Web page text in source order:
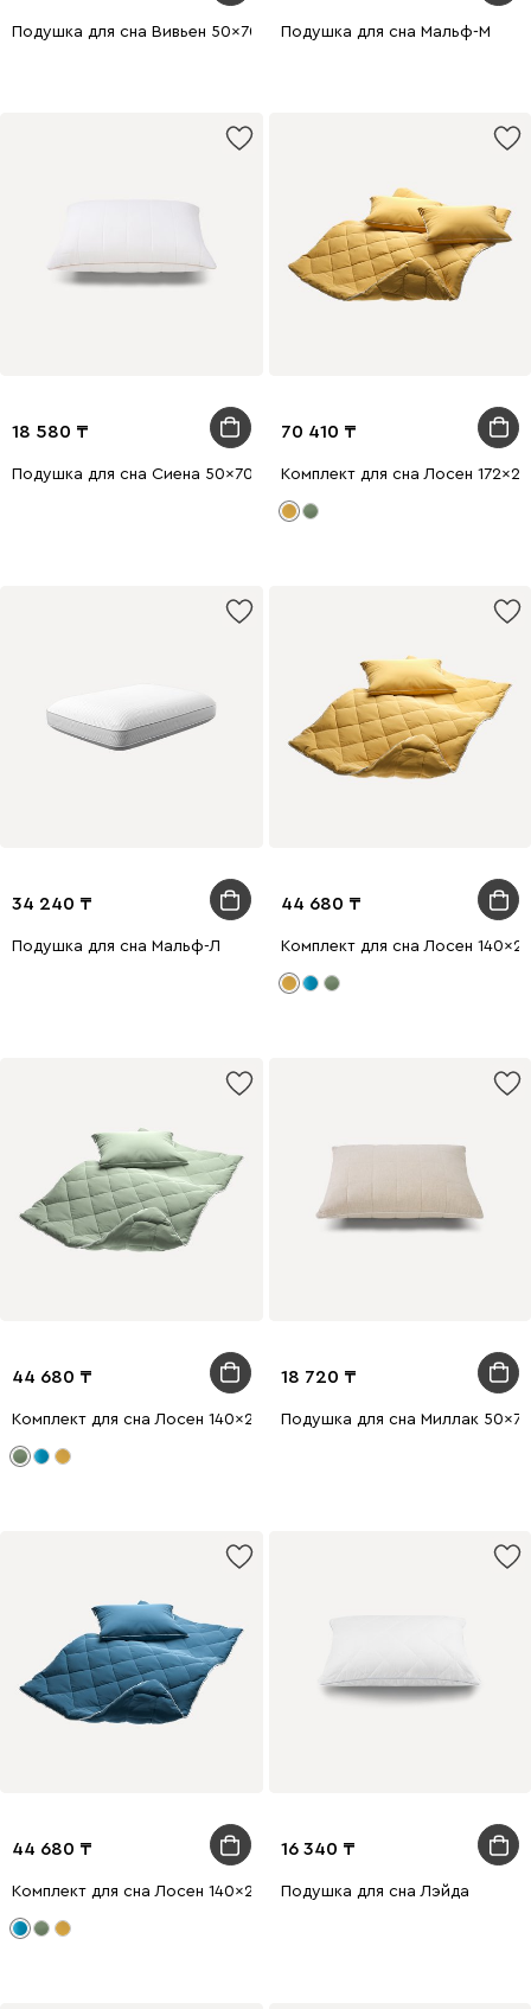
Подушка для сна Вивьен 50x70 БежевыйПодушка для сна Мальф-М
18 580
Подушка для сна Сиена 50x70
70 410
Комплект для сна Лосен
34 240
Подушка для сна Мальф-Л
44 680
Комплект для сна Лосен
44 680
Комплект для сна Лосен 140x205 Зеленый
18 720
Подушка для сна Миллак 50x70
44 680
Комплект для сна Лосен 140x205 Голубой
16 340
Подушка для сна Лэйда